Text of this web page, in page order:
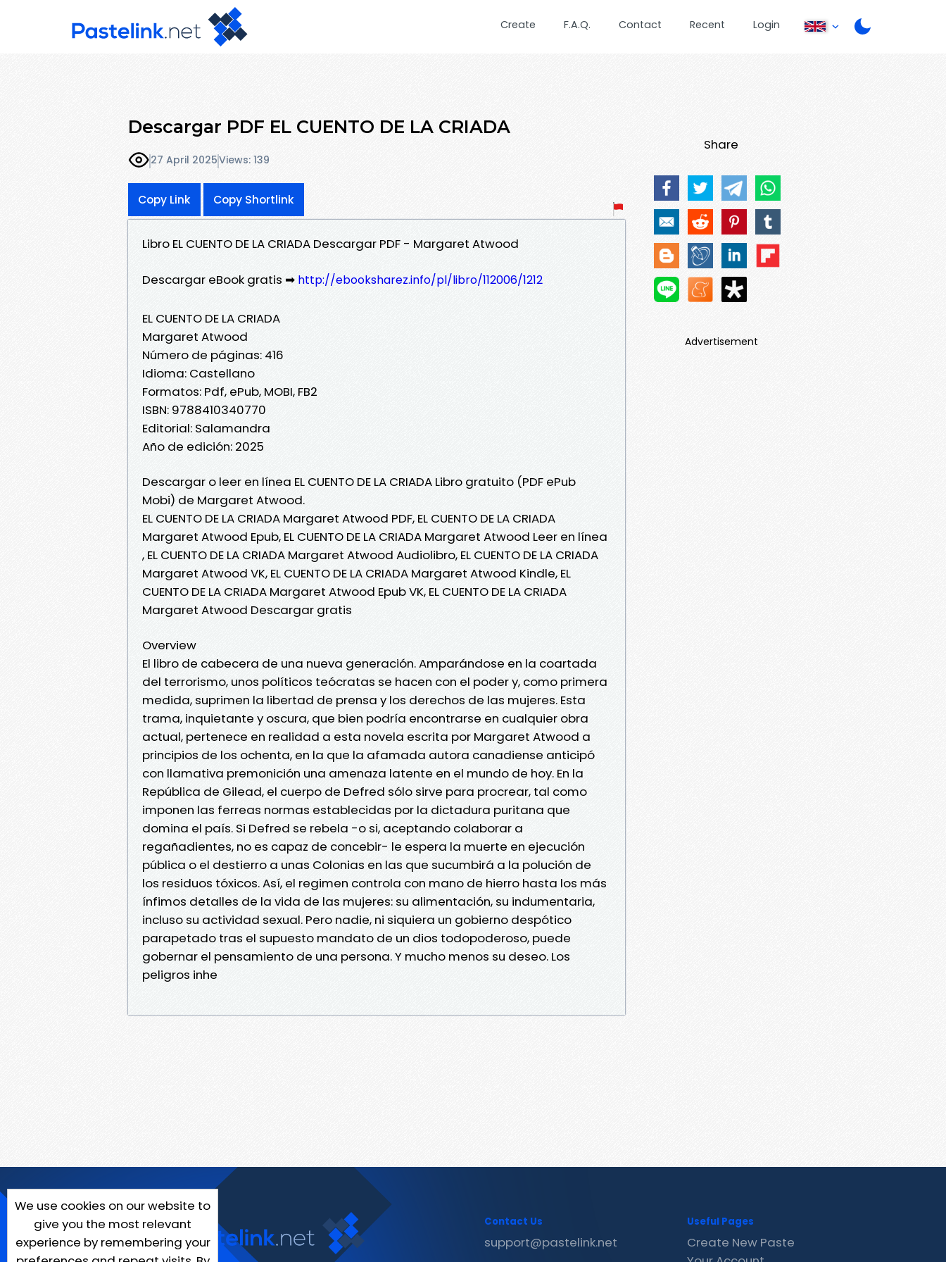
Create F.A.Q. Contact Recent Login
Descargar PDF EL CUENTO DE LA CRIADA
27 April 2025Views: 139
Copy Link Copy Shortlink
Libro EL CUENTO DE LA CRIADA Descargar PDF - Margaret Atwood
Descargar eBook gratis ➡ http://ebooksharez.info/pl/libro/112006/1212
EL CUENTO DE LA CRIADA
Margaret Atwood
Número de páginas: 416
Idioma: Castellano
Formatos: Pdf, ePub, MOBI, FB2
ISBN: 9788410340770
Editorial: Salamandra
Año de edición: 2025
Descargar o leer en línea EL CUENTO DE LA CRIADA Libro gratuito (PDF ePub
Mobi) de Margaret Atwood.
EL CUENTO DE LA CRIADA Margaret Atwood PDF, EL CUENTO DE LA CRIADA
Margaret Atwood Epub, EL CUENTO DE LA CRIADA Margaret Atwood Leer en línea
, EL CUENTO DE LA CRIADA Margaret Atwood Audiolibro, EL CUENTO DE LA CRIADA
Margaret Atwood VK, EL CUENTO DE LA CRIADA Margaret Atwood Kindle, EL
CUENTO DE LA CRIADA Margaret Atwood Epub VK, EL CUENTO DE LA CRIADA
Margaret Atwood Descargar gratis
Overview
El libro de cabecera de una nueva generación. Amparándose en la coartada
del terrorismo, unos políticos teócratas se hacen con el poder y, como primera
medida, suprimen la libertad de prensa y los derechos de las mujeres. Esta
trama, inquietante y oscura, que bien podría encontrarse en cualquier obra
actual, pertenece en realidad a esta novela escrita por Margaret Atwood a
principios de los ochenta, en la que la afamada autora canadiense anticipó
con llamativa premonición una amenaza latente en el mundo de hoy. En la
República de Gilead, el cuerpo de Defred sólo sirve para procrear, tal como
imponen las ferreas normas establecidas por la dictadura puritana que
domina el país. Si Defred se rebela -o si, aceptando colaborar a
regañadientes, no es capaz de concebir- le espera la muerte en ejecución
pública o el destierro a unas Colonias en las que sucumbirá a la polución de
los residuos tóxicos. Así, el regimen controla con mano de hierro hasta los más
ínfimos detalles de la vida de las mujeres: su alimentación, su indumentaria,
incluso su actividad sexual. Pero nadie, ni siquiera un gobierno despótico
parapetado tras el supuesto mandato de un dios todopoderoso, puede
gobernar el pensamiento de una persona. Y mucho menos su deseo. Los
peligros inhe
Share
Advertisement
We use cookies on our website to
give you the most relevant
experience by remembering your
Contact Us
support@pastelink.net
Useful Pages
Create New Paste